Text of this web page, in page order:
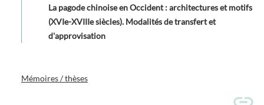
La pagode chinoise en Occident : architectures et motifs
(XVIe-XVIIIe siècles). Modalités de transfert et
d'approvisation
Mémoires / thèses